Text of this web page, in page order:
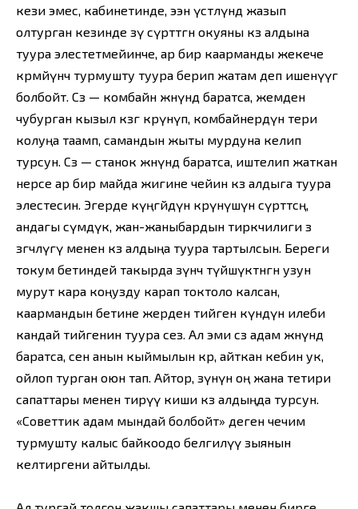
кези эмес, кабинетинде, ээн үстөлүндө жазып
олтурган кезинде өзү сүрөттөгөн окуяны көз алдына
туура элестетмейинче, ар бир каарманды жекече
көрмөйүнчө турмушту туура берип жатам деп ишенүүгө
болбойт. Сөз — комбайн жөнүндө баратса, жемден
чубурган кызыл көзгө көрүнүп, комбайнердүн тери
колуңа таамп, самандын жыты мурдуна келип
турсун. Сөз — станок жөнүндө баратса, иштелип жаткан
нерсе ар бир майда жигине чейин көз алдыга туура
элестесин. Эгерде күңгөйдүн көрүнүшүн сүрөттөсөң,
андагы өсүмдүк, жан-жаныбардын тиркчилиги өз
өзгөчөлүгү менен көз алдыңа туура тартылсын. Береги
токум бетиндей такырда өзүнчө түйшүктөнгөн узун
мурут кара коңузду карап токтоло калсан,
каармандын бетине жерден тийген күндүн илеби
кандай тийгенин туура сез. Ал эми сөз адам жөнүндө
баратса, сен анын кыймылын көр, айткан кебин ук,
ойлоп турган оюн тап. Айтор, өзүнүн оң жана тетири
сапаттары менен тирүү киши көз алдыңда турсун.
«Советтик адам мындай болбойт» деген чечим
турмушту калыс байкоодо белгилүү зыянын
келтиргени айтылды.